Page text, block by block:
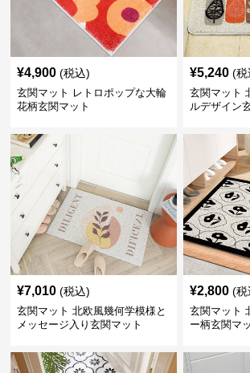
¥4,900 (税込)
玄関マット レトロポップな大輪
花柄玄関マット
¥5,240 (税
玄関マット
ルデザイン
¥7,010 (税込)
玄関マット 北欧風幾何学模様と
メッセージ入り玄関マット
¥2,800 (税
玄関マット
ー柄玄関マ